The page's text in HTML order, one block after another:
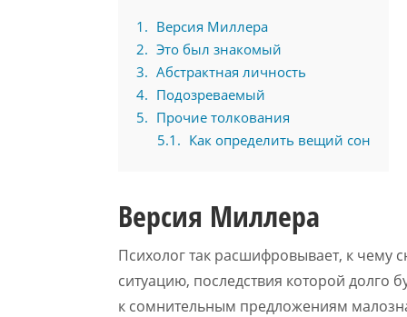
1
Версия Миллера
2
Это был знакомый
3
Абстрактная личность
4
Подозреваемый
5
Прочие толкования
5.1
Как определить вещий сон
Версия Миллера
Психолог так расшифровывает, к чему
ситуацию, последствия которой долго
к сомнительным предложениям